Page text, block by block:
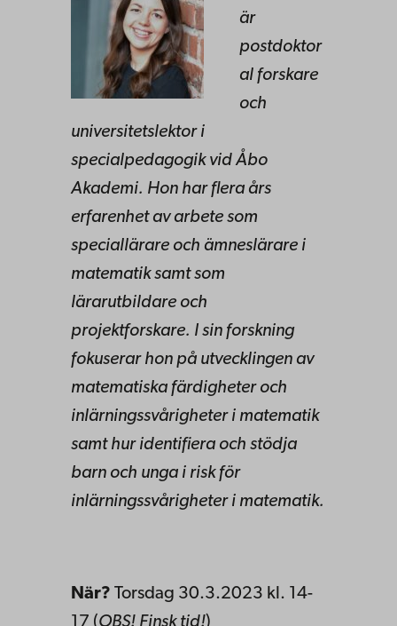
är
postdoktor
al forskare
och
universitetslektor i
specialpedagogik vid Åbo
Akademi. Hon har flera års
erfarenhet av arbete som
speciallärare och ämneslärare i
matematik samt som
lärarutbildare och
projektforskare. I sin forskning
fokuserar hon på utvecklingen av
matematiska färdigheter och
inlärningssvårigheter i matematik
samt hur identifiera och stödja
barn och unga i risk för
inlärningssvårigheter i matematik.
När? Torsdag 30.3.2023 kl. 14-
17 (OBS! Finsk tid!)